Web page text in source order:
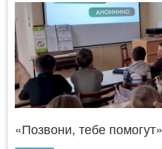
«Позвони, тебе помогут»